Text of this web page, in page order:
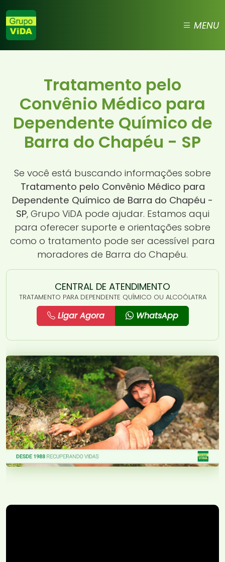
MENU
Tratamento pelo
Convênio Médico para
Dependente Químico de
Barra do Chapéu - SP
Se você está buscando informações sobre
Tratamento pelo Convênio Médico para
Dependente Químico de Barra do Chapéu -
SP, Grupo ViDA pode ajudar. Estamos aqui
para oferecer suporte e orientações sobre
como o tratamento pode ser acessível para
moradores de Barra do Chapéu.
CENTRAL DE ATENDIMENTO
TRATAMENTO PARA DEPENDENTE QUÍMICO OU ALCOÓLATRA
Ligar Agora WhatsApp